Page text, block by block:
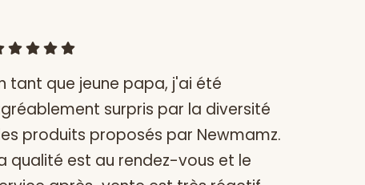
tant que jeune papa, j'ai été
surpris par la diversité
produits proposés par Newmamz.
qualité est au rendez-vous et le